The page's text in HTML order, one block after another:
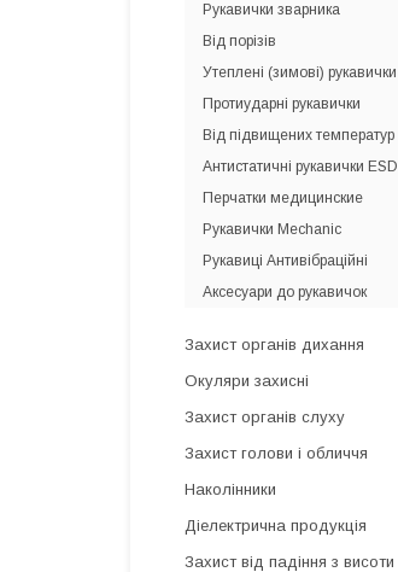
Рукавички зварника
Від порізів
Утеплені (зимові) рукавички
Протиударні рукавички
Від підвищених температур
Антистатичні рукавички ESD
Перчатки медицинские
Рукавички Mechanic
Рукавиці Антивібраційні
Аксесуари до рукавичок
Захист органів дихання
Окуляри захисні
Захист органів слуху
Захист голови і обличчя
Наколінники
Діелектрична продукція
Захист від падіння з висоти